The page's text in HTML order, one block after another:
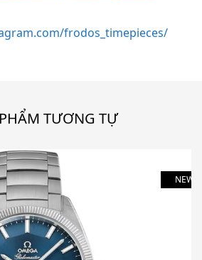
frodos_timepieces/
TƯƠNG TỰ
NEW